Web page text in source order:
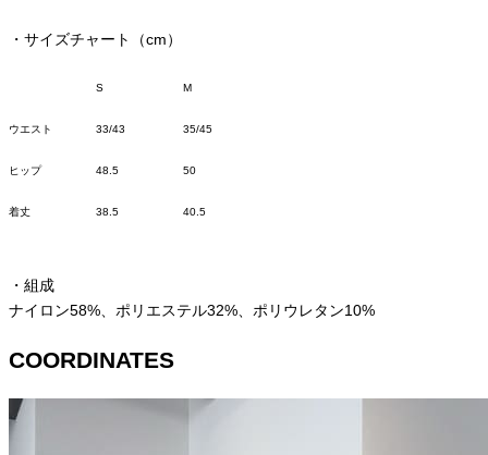
・サイズチャート（cm）
S M
ウエスト 33/43 35/45
ヒップ 48.5 50
着丈 38.5 40.5
・組成
ナイロン58% 、ポリエステル32% 、ポリウレタン10%
COORDINATES